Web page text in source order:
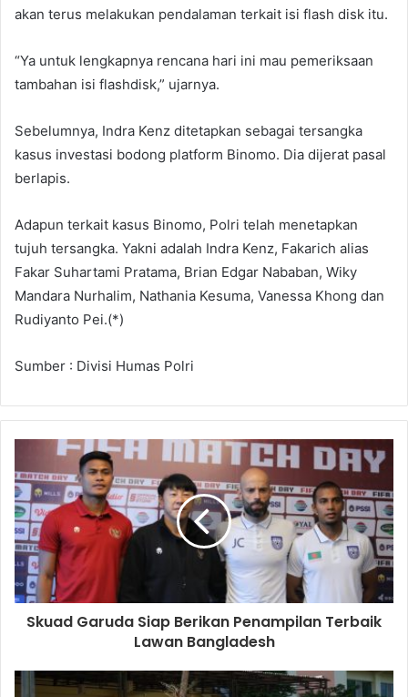
akan terus melakukan pendalaman terkait isi flash disk itu.
“Ya untuk lengkapnya rencana hari ini mau pemeriksaan
tambahan isi flashdisk,” ujarnya.
Sebelumnya, Indra Kenz ditetapkan sebagai tersangka
kasus investasi bodong platform Binomo. Dia dijerat pasal
berlapis.
Adapun terkait kasus Binomo, Polri telah menetapkan
tujuh tersangka. Yakni adalah Indra Kenz, Fakarich alias
Fakar Suhartami Pratama, Brian Edgar Nababan, Wiky
Mandara Nurhalim, Nathania Kesuma, Vanessa Khong dan
Rudiyanto Pei.(*)
Sumber : Divisi Humas Polri
Skuad Garuda Siap Berikan Penampilan Terbaik
Lawan Bangladesh